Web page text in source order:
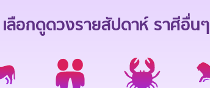
เลือกดูดวงรายสัปดาห์ราศีอื่นๆ